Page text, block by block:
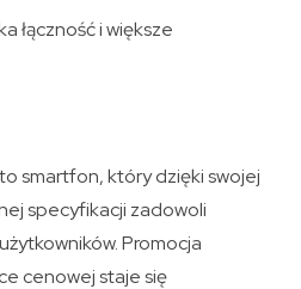
łączność i większe
smartfon, który dzięki swojej
specyfikacji zadowoli
Promocja
cenowej staje się